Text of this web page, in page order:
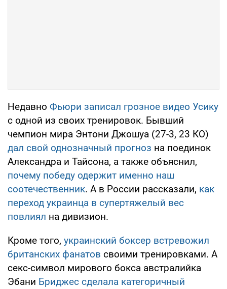
Недавно Фьюри записал грозное видео Усику
с одной из своих тренировок. Бывший
чемпион мира Энтони Джошуа (27-3, 23 КО)
дал свой однозначный прогноз на поединок
Александра и Тайсона, а также объяснил,
почему победу одержит именно наш
соотечественник. А в России рассказали, как
переход украинца в супертяжелый вес
повлиял на дивизион.
Кроме того, украинский боксер встревожил
британских фанатов своими тренировками. А
секс-символ мирового бокса австралийка
Эбани Бриджес сделала категоричный